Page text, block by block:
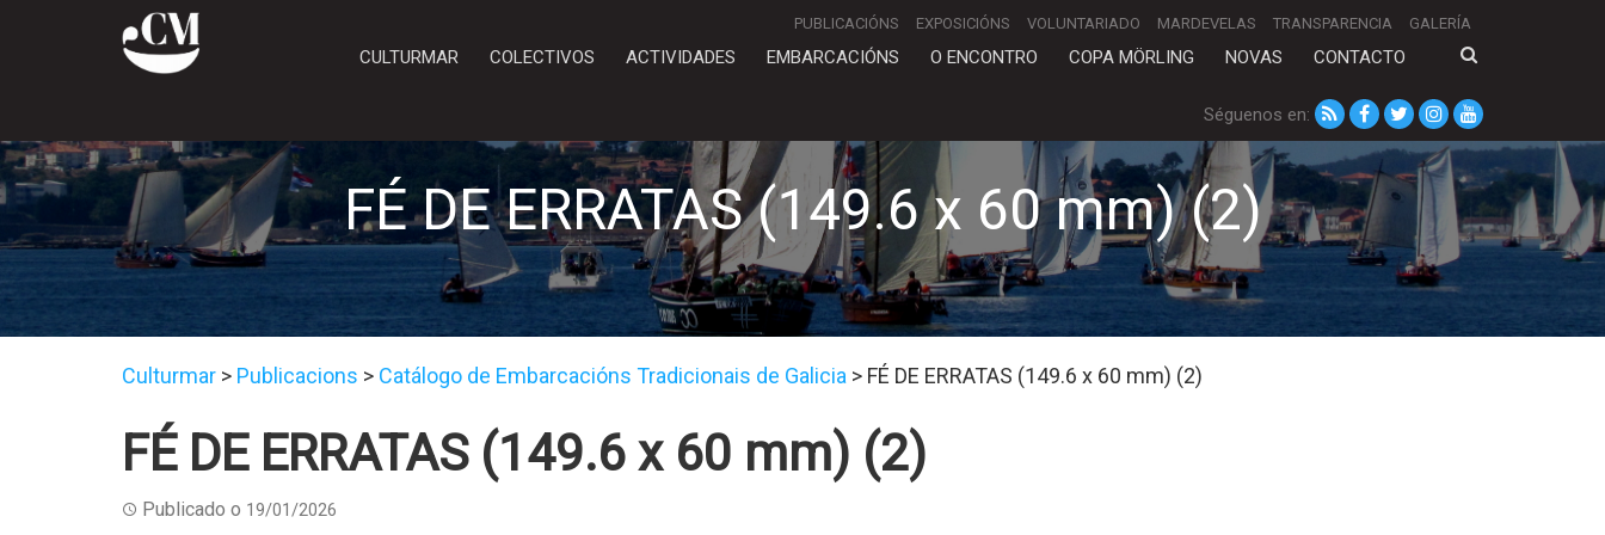
PUBLICACIÓNS EXPOSICIÓNS VOLUNTARIADO MARDEVELAS TRANSPARENCIA GALERÍA
CULTURMAR COLECTIVOS ACTIVIDADES EMBARCACIÓNS O ENCONTRO COPA MÖRLING NOVAS CONTACTO
Séguenos en:
FÉ DE ERRATAS (149.6 x 60 mm) (2)
Culturmar > Publicacions > Catálogo de Embarcacións Tradicionais de Galicia > FÉ DE ERRATAS (149.6 x 60 mm) (2)
FÉ DE ERRATAS (149.6 x 60 mm) (2)
Publicado o 19/01/2026